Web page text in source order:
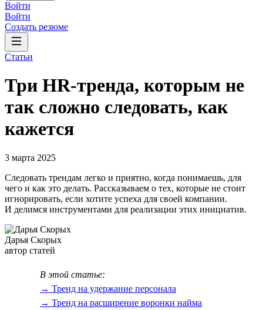
Войти
Войти
Создать резюме
Статьи
Три HR-тренда, которым не
так сложно следовать, как
кажется
3 марта 2025
Следовать трендам легко и приятно, когда понимаешь, для
чего и как это делать. Рассказываем о тех, которые не стоит
игнорировать, если хотите успеха для своей компании.
И делимся инструментами для реализации этих инициатив.
Дарья Скорых
автор статей
В этой статье:
→ Тренд на удержание персонала
→ Тренд на расширение воронки найма